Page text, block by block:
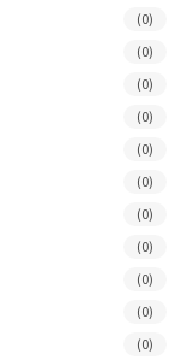
(0)
(0)
(0)
(0)
(0)
(0)
(0)
(0)
(0)
(0)
(0)